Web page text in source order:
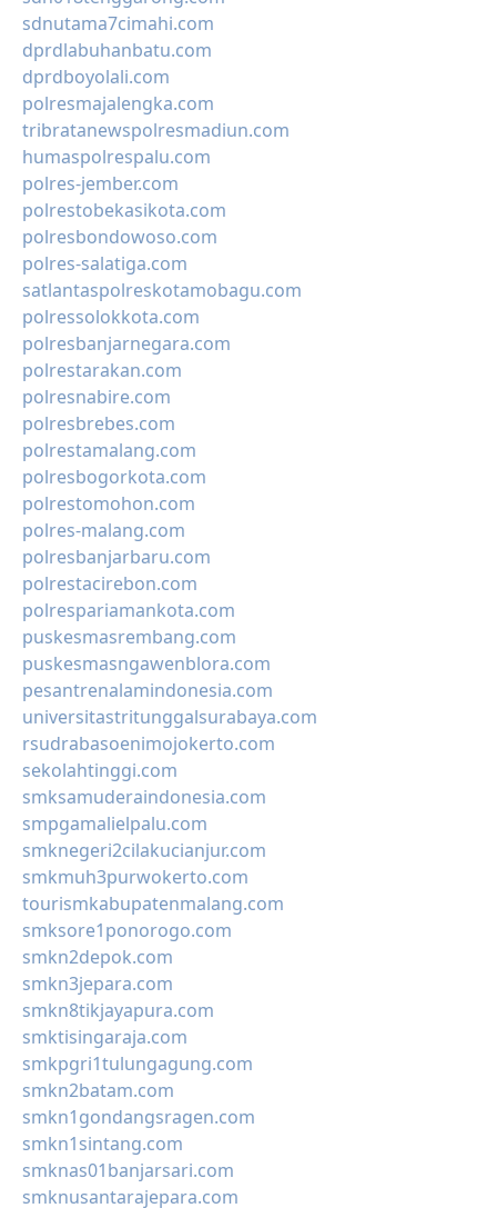
sdnutama7cimahi.com
dprdlabuhanbatu.com
dprdboyolali.com
polresmajalengka.com
tribratanewspolresmadiun.com
humaspolrespalu.com
polres-jember.com
polrestobekasikota.com
polresbondowoso.com
polres-salatiga.com
satlantaspolreskotamobagu.com
polressolokkota.com
polresbanjarnegara.com
polrestarakan.com
polresnabire.com
polresbrebes.com
polrestamalang.com
polresbogorkota.com
polrestomohon.com
polres-malang.com
polresbanjarbaru.com
polrestacirebon.com
polrespariamankota.com
puskesmasrembang.com
puskesmasngawenblora.com
pesantrenalamindonesia.com
universitastritunggalsurabaya.com
rsudrabasoenimojokerto.com
sekolahtinggi.com
smksamuderaindonesia.com
smpgamalielpalu.com
smknegeri2cilakucianjur.com
smkmuh3purwokerto.com
tourismkabupatenmalang.com
smksore1ponorogo.com
smkn2depok.com
smkn3jepara.com
smkn8tikjayapura.com
smktisingaraja.com
smkpgri1tulungagung.com
smkn2batam.com
smkn1gondangsragen.com
smkn1sintang.com
smknas01banjarsari.com
smknusantarajepara.com